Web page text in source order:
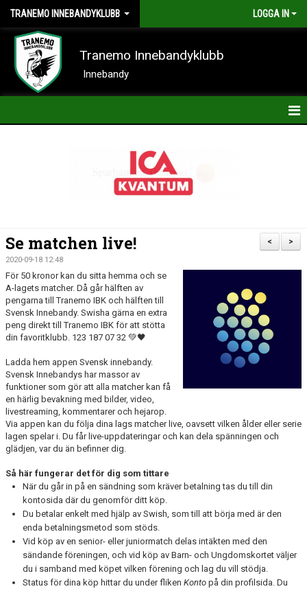
TRANEMO INNEBANDYKLUBB LOGGA IN
Tranemo Innebandyklubb
Innebandy
KALENDER
BILDER
DOKUMENT
MATCHER
FÖRETAGSCUPEN 2026
TRÄNINGSTIDER 2025/26
FÖRENINGSKLÄDER-INNEBANDYKUNGEN
FÖRENINGSDOMARE
>
<
Se matchen live!
2020-09-18 12:48
För 50 kronor kan du sitta hemma och se
A-lagets matcher. Då går hälften av
pengarna till Tranemo IBK och hälften till
Svensk Innebandy. Swisha gärna en extra
peng direkt till Tranemo IBK för att stötta
din favoritklubb. 123 187 07 32 💚🖤
Ladda hem appen Svensk innebandy.
Svensk Innebandys har massor av
funktioner som gör att alla matcher kan få
en härlig bevakning med bilder, video,
livestreaming, kommentarer och hejarop.
Via appen kan du följa dina lags matcher live, oavsett vilken ålder eller serie
lagen spelar i. Du får live-uppdateringar och kan dela spänningen och
glädjen, var du än befinner dig.
Så här fungerar det för dig som tittare
När du går in på en sändning som kräver betalning tas du till din
kontosida där du genomför ditt köp.
Du betalar enkelt med hjälp av Swish, som till att börja med är den
enda betalningsmetod som stöds.
Vid köp av en senior- eller juniormatch delas intäkten med den
sändande föreningen, och vid köp av Barn- och Ungdomskortet väljer
du i samband med köpet vilken förening och lag du vill stödja.
Status för dina köp hittar du under fliken Konto på din profilsida. Du